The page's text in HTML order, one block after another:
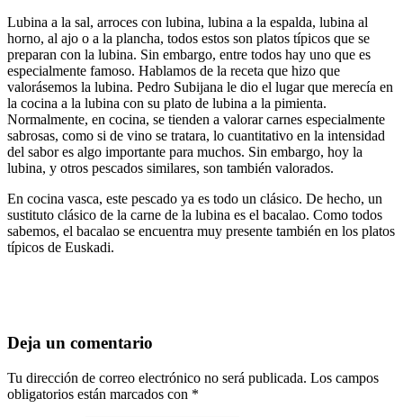
Lubina a la sal, arroces con lubina, lubina a la espalda, lubina al
horno, al ajo o a la plancha, todos estos son platos típicos que se
preparan con la lubina. Sin embargo, entre todos hay uno que es
especialmente famoso. Hablamos de la receta que hizo que
valorásemos la lubina. Pedro Subijana le dio el lugar que merecía en
la cocina a la lubina con su plato de lubina a la pimienta.
Normalmente, en cocina, se tienden a valorar carnes especialmente
sabrosas, como si de vino se tratara, lo cuantitativo en la intensidad
del sabor es algo importante para muchos. Sin embargo, hoy la
lubina, y otros pescados similares, son también valorados.
En cocina vasca, este pescado ya es todo un clásico. De hecho, un
sustituto clásico de la carne de la lubina es el bacalao. Como todos
sabemos, el bacalao se encuentra muy presente también en los platos
típicos de Euskadi.
Deja un comentario
Tu dirección de correo electrónico no será publicada. Los campos
obligatorios están marcados con *